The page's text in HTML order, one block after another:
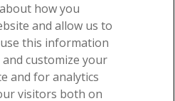
división de Cengage Learning
Privacidad Permisos
how you
and allow us to
this information
customize your
and for analytics
visitors both on